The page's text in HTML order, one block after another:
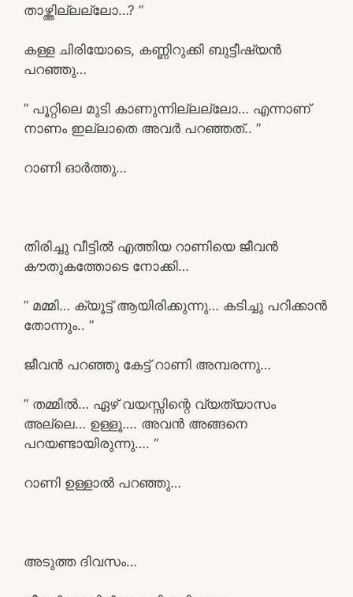
താഴ്ത്തില്ലല്ലോ…? ”
കള്ള ചിരിയോടെ, കണ്ണിറുക്കി ബുട്ടീഷ്യൻ
പറഞ്ഞു…
” പൂറ്റിലെ മുടി കാണുന്നില്ലല്ലോ… എന്നാണ്
നാണം ഇല്ലാതെ അവർ പറഞ്ഞത്.. ”
റാണി ഓർത്തു…
തിരിച്ചു വീട്ടിൽ എത്തിയ റാണിയെ ജീവൻ
കൗതുകത്തോടെ നോക്കി…
” മമ്മി… ക്യൂട്ട് ആയിരിക്കുന്നു… കടിച്ചു പറിക്കാൻ
തോന്നും.. ”
ജീവൻ പറഞ്ഞു കേട്ട് റാണി അമ്പരന്നു…
” തമ്മിൽ… ഏഴ് വയസ്സിന്റെ വ്യത്യാസം
അല്ലെ… ഉള്ളൂ…. അവൻ അങ്ങനെ
പറയണ്ടായിരുന്നു…. “
റാണി ഉള്ളാൽ പറഞ്ഞു…
അടുത്ത ദിവസം…